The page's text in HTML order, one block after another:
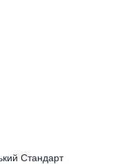
Стандарт